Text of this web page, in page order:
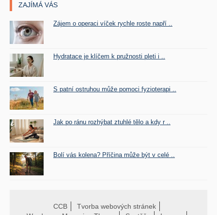
ZAJÍMÁ VÁS
Zájem o operaci víček rychle roste napří ..
Hydratace je klíčem k pružnosti pleti i ..
S patní ostruhou může pomoci fyzioterapi ..
Jak po ránu rozhýbat ztuhlé tělo a kdy r ..
Bolí vás kolena? Příčina může být v celé ..
CCB
Tvorba webových stránek